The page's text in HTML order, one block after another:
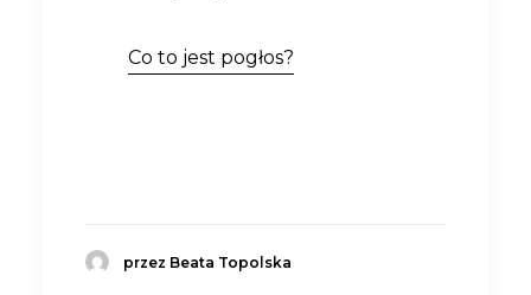
Co to jest pogłos?
przez Beata Topolska